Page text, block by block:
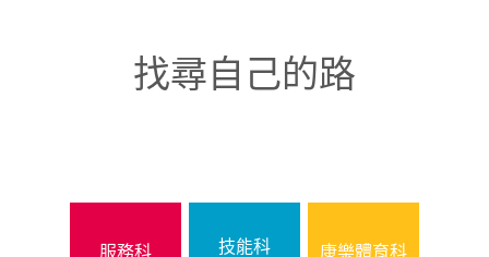
找尋自己的路
服務科 技能科 康樂體育科